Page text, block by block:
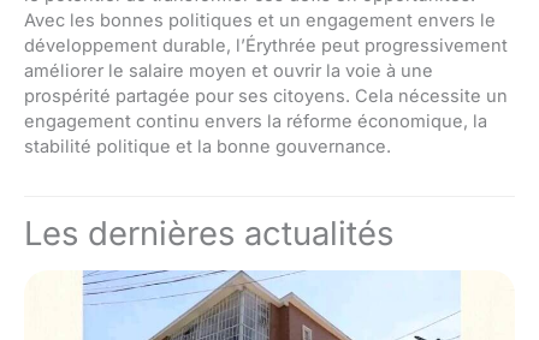
Avec les bonnes politiques et un engagement envers le
développement durable, l’Érythrée peut progressivement
améliorer le salaire moyen et ouvrir la voie à une
prospérité partagée pour ses citoyens. Cela nécessite un
engagement continu envers la réforme économique, la
stabilité politique et la bonne gouvernance.
Les dernières actualités